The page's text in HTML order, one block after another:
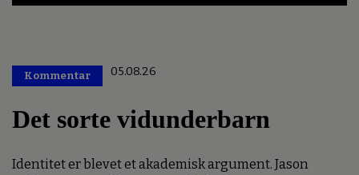
Kommentar 05.08.26
Det sorte vidunderbarn
Identitet er blevet et akademisk argument. Jason